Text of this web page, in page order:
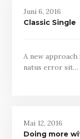
Juni 6, 2016
Classic Single
A new
natus error sit…
Mai 12, 2016
Doing more